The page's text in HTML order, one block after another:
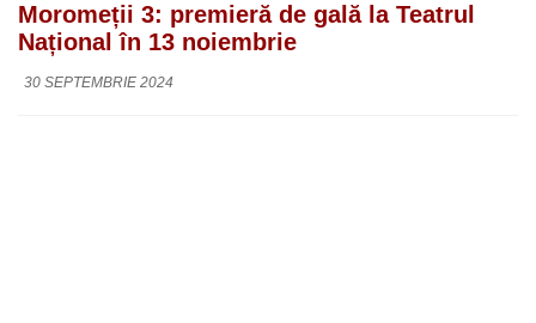
Moromeții 3: premieră de gală la Teatrul
Național în 13 noiembrie
30 SEPTEMBRIE 2024